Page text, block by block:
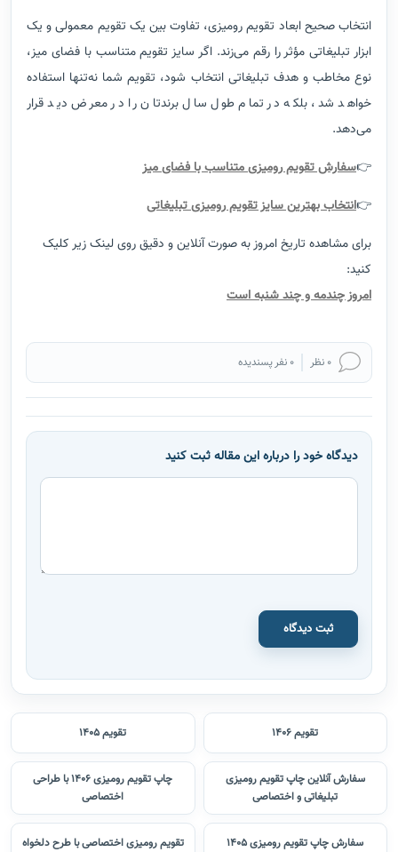
انتخاب صحیح ابعاد تقویم رومیزی، تفاوت بین یک تقویم معمولی و یک
ابزار تبلیغاتی مؤثر را رقم می‌زند. اگر سایز تقویم متناسب با فضای میز،
نوع مخاطب و هدف تبلیغاتی انتخاب شود، تقویم شما نه‌تنها استفاده
خواهد شد، بلکه در تمام طول سال برندتان را در معرض دید قرار
می‌دهد.
👉سفارش تقویم رومیزی متناسب با فضای میز
👉انتخاب بهترین سایز تقویم رومیزی تبلیغاتی
برای مشاهده تاریخ امروز به صورت آنلاین و دقیق روی لینک زیر کلیک
کنید:
امروز چندمه و چند شنبه است
0 نظر 0 نفر پسندیده
دیدگاه خود را درباره این مقاله ثبت کنید
ثبت دیدگاه
تقویم 1406 تقویم 1405
سفارش آنلاین چاپ تقویم رومیزی
تبلیغاتی و اختصاصی
چاپ تقویم رومیزی 1406 با طراحی
اختصاصی
سفارش چاپ تقویم رومیزی 1405 تقویم رومیزی اختصاصی با طرح دلخواه